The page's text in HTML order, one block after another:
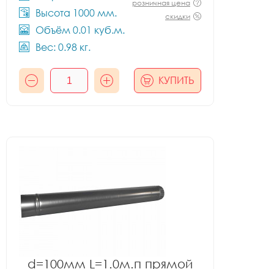
Высота 1000 мм.
Объём 0.01 куб.м.
Вес: 0.98 кг.
розничная цена
скидки
КУПИТЬ
d=100мм L=1.0м.п прямой